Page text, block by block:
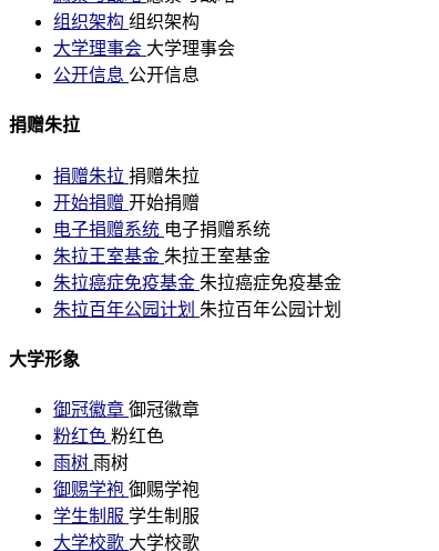
组织架构 组织架构
大学理事会 大学理事会
公开信息 公开信息
捐赠朱拉
捐赠朱拉 捐赠朱拉
开始捐赠 开始捐赠
电子捐赠系统 电子捐赠系统
朱拉王室基金 朱拉王室基金
朱拉癌症免疫基金 朱拉癌症免疫基金
朱拉百年公园计划 朱拉百年公园计划
大学形象
御冠徽章 御冠徽章
粉红色 粉红色
雨树 雨树
御赐学袍 御赐学袍
学生制服 学生制服
大学校歌 大学校歌